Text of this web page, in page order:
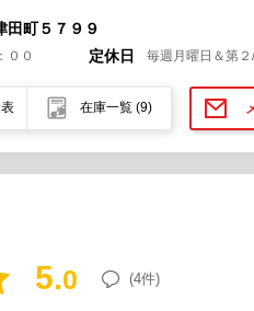
田町５７９９
００ 定休日 毎週月曜日＆第２
在庫一覧 (9)
5.0 (4件)